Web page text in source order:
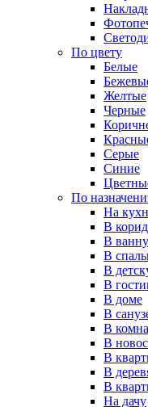
По цвету
Белые
Желтые
Черные
Серые
Синие
По
На
В
В
В
В
В
В доме
В
В
В
В
В
В
На дачу